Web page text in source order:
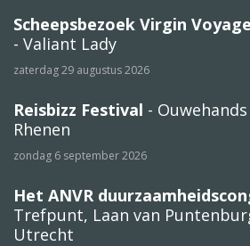
Scheepsbezoek Virgin
- Valiant Lady
zaterdag 29 augustus 2026
Reisbizz Festival -
Rhenen
zondag 6 september 2026
Het ANVR
Trefpunt, Laan van
Utrecht